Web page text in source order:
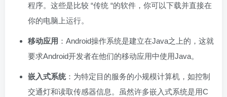
程序。这些是比较 “传统 “的软件，你可以下载并直接在
你的电脑上运行。
移动应用 ：Android操作系统是建立在Java之上的，这就
要求Android开发者在他们的移动应用中使用Java。
嵌入式系统：为特定目的服务的小规模计算机，如控制
交通灯和读取传感器信息。虽然许多嵌入式系统是用C